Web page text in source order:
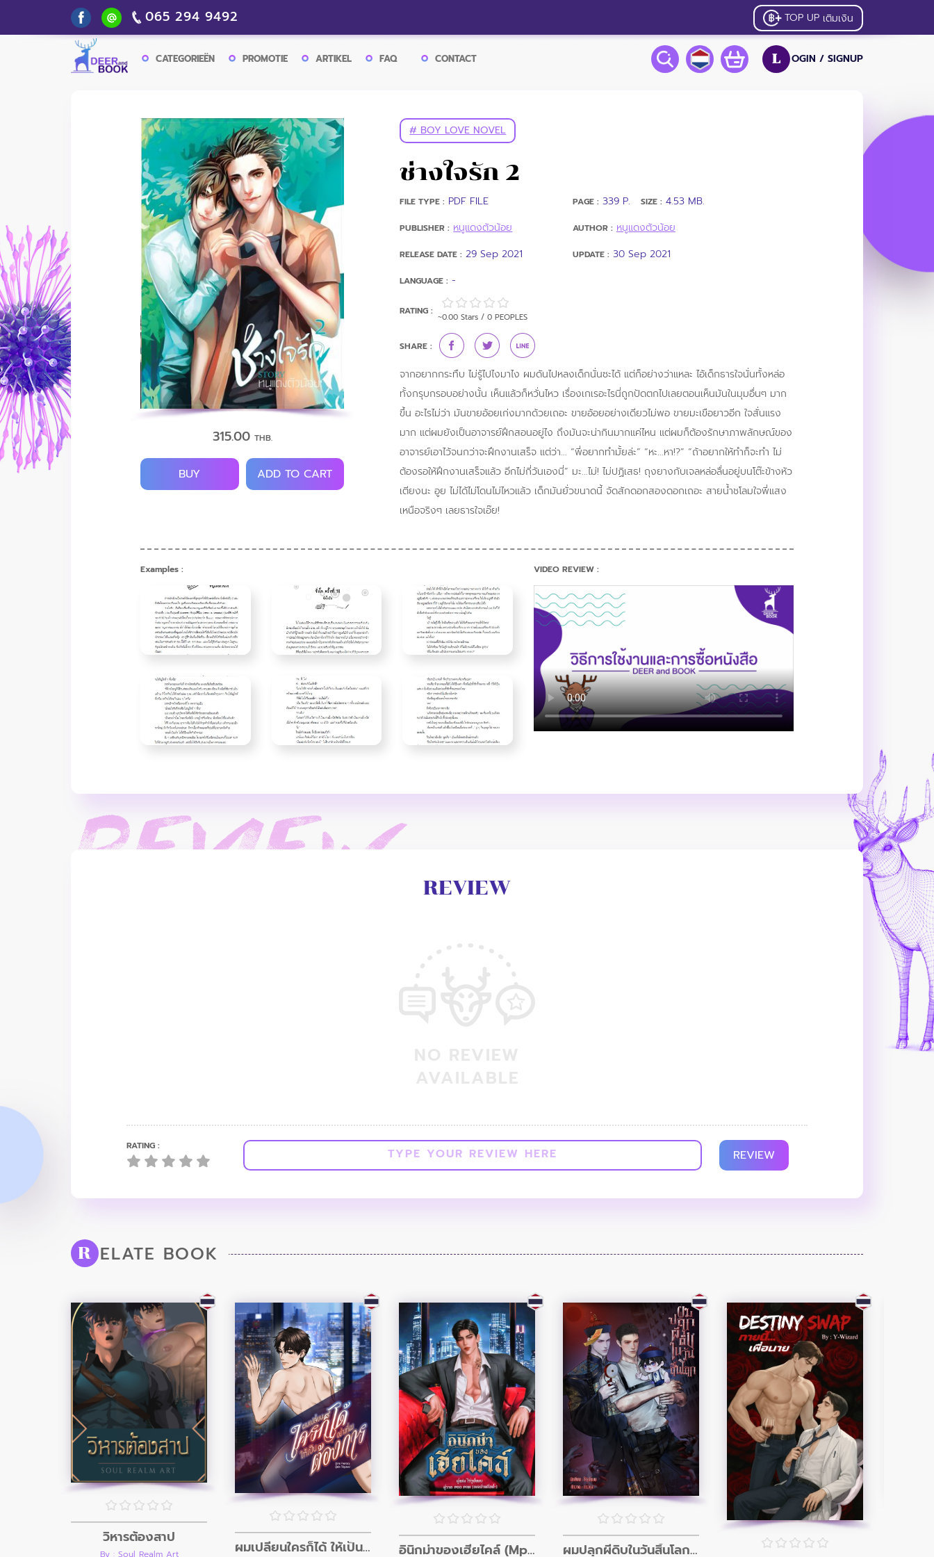
065 294 9492 TOP UP เติมเงิน
L OGIN / SIGNUP
CATEGORIEËN PROMOTIE ARTIKEL FAQ CONTACT
315.00 THB.
BUY ADD TO CART
# BOY LOVE NOVEL
ช่างใจรัก 2
FILE TYPE : PDF FILE
PUBLISHER : หนูแดงตัวน้อย
RELEASE DATE : 29 Sep 2021
LANGUAGE : -
PAGE : 339 P. SIZE : 4.53 MB.
AUTHOR : หนูแดงตัวน้อย
UPDATE : 30 Sep 2021
RATING :
~0.00 Stars / 0 PEOPLES
SHARE :
จากอยากกระทืบ ไม่รู้ไปไงมาไง ผมดันไปหลงเด็กนั่นซะได้ แต่ก็อย่างว่าแหละ ไอ้เด็กธารใจนั่นทั้งหล่อ
ทั้งกรุบกรอบอย่างนั้น เห็นแล้วก็หวั่นไหว เรื่องเกเรอะไรนี่ถูกปัดตกไปเลยตอนเห็นมันในมุมอื่นๆ มาก
ขึ้น อะไรไม่ว่า มันขายอ้อยเก่งมากด้วยเถอะ ขายอ้อยอย่างเดียวไม่พอ ขายมะเขือยาวอีก ใจสั่นแรง
มาก แต่ผมยังเป็นอาจารย์ฝึกสอนอยู่ไง ถึงมันจะน่ากินมากแค่ไหน แต่ผมก็ต้องรักษาภาพลักษณ์ของ
อาจารย์เอาไว้จนกว่าจะฝึกงานเสร็จ แต่ว่า... “พี่อยากทำมั้ยล่ะ” “หะ...หา!?” “ถ้าอยากให้ทำก็จะทำ ไม่
ต้องรอให้ฝึกงานเสร็จแล้ว อีกไม่กี่วันเองนี่” มะ...ไม่! ไม่ปฏิเสธ! ถุงยางกับเจลหล่อลื่นอยู่บนโต๊ะข้างหัว
เตียงนะ อูย ไม่ได้ไม่โดนไม่ไหวแล้ว เด็กมันยั่วขนาดนี้ จัดสักดอกสองดอกเถอะ สายน้ำชโลมใจพี่แสง
เหนือจริงๆ เลยธารใจเอ๊ย!
Examples : VIDEO REVIEW :
REVIEW
RATING :
REVIEW
R ELATE BOOK
วิหารต้องสาป
By : Soul Realm Art ผมเปลี่ยนใครก็ได้ ให้เป็นอย่างที่ผมต้องการ อินิกม่าของเฮียไคล์ (Mpreg) ผมปลุกผีดิบในวันสิ้นโลก (อินิกม่าxอัลฟ่า)